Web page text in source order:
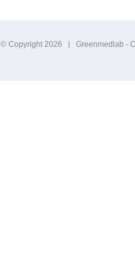
© Copyright 2026 | Greenmedlab -